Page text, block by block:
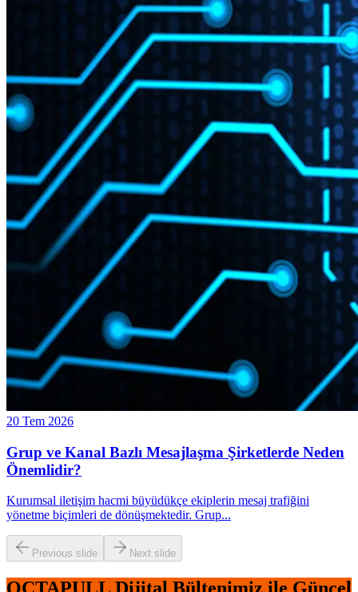
20 Tem 2026
Grup ve Kanal Bazlı Mesajlaşma Şirketlerde Neden
Önemlidir?
Kurumsal iletişim hacmi büyüdükçe ekiplerin mesaj trafiğini
yönetme biçimleri de dönüşmektedir. Grup...
Previous slide Next slide